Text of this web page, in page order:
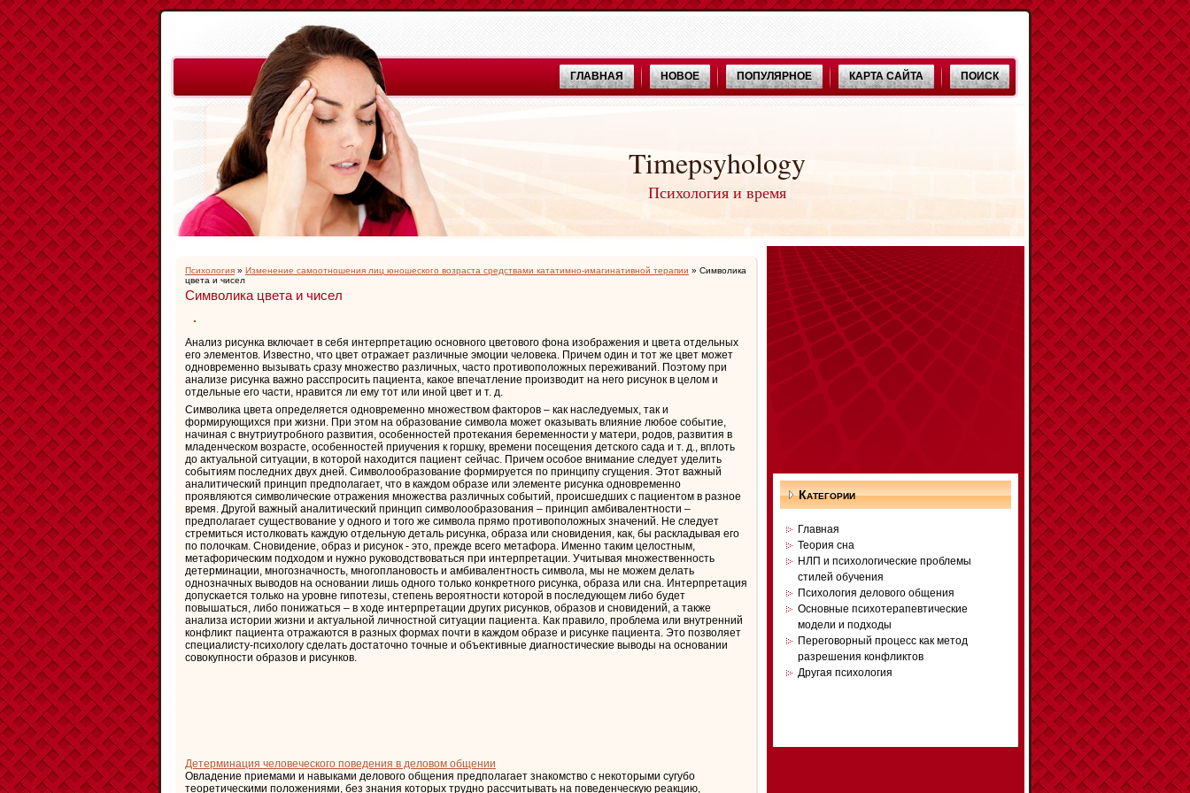
Timepsyhology
Психология и время
ГЛАВНАЯ НОВОЕ ПОПУЛЯРНОЕ КАРТА САЙТА ПОИСК
Психология » Изменение самоотношения лиц юношеского возраста средствами кататимно-имагинативной терапии » Символика
цвета и чисел
Символика цвета и чисел
Анализ рисунка включает в себя интерпретацию основного цветового фона изображения и цвета отдельных
его элементов. Известно, что цвет отражает различные эмоции человека. Причем один и тот же цвет может
одновременно вызывать сразу множество различных, часто противоположных переживаний. Поэтому при
анализе рисунка важно расспросить пациента, какое впечатление производит на него рисунок в целом и
отдельные его части, нравится ли ему тот или иной цвет и т. д.
Символика цвета определяется одновременно множеством факторов – как наследуемых, так и
формирующихся при жизни. При этом на образование символа может оказывать влияние любое событие,
начиная с внутриутробного развития, особенностей протекания беременности у матери, родов, развития в
младенческом возрасте, особенностей приучения к горшку, времени посещения детского сада и т. д., вплоть
до актуальной ситуации, в которой находится пациент сейчас. Причем особое внимание следует уделить
событиям последних двух дней. Символообразование формируется по принципу сгущения. Этот важный
аналитический принцип предполагает, что в каждом образе или элементе рисунка одновременно
проявляются символические отражения множества различных событий, происшедших с пациентом в разное
время. Другой важный аналитический принцип символообразования – принцип амбивалентности –
предполагает существование у одного и того же символа прямо противоположных значений. Не следует
стремиться истолковать каждую отдельную деталь рисунка, образа или сновидения, как, бы раскладывая его
по полочкам. Сновидение, образ и рисунок - это, прежде всего метафора. Именно таким целостным,
метафорическим подходом и нужно руководствоваться при интерпретации. Учитывая множественность
детерминации, многозначность, многоплановость и амбивалентность символа, мы не можем делать
однозначных выводов на основании лишь одного только конкретного рисунка, образа или сна. Интерпретация
допускается только на уровне гипотезы, степень вероятности которой в последующем либо будет
повышаться, либо понижаться – в ходе интерпретации других рисунков, образов и сновидений, а также
анализа истории жизни и актуальной личностной ситуации пациента. Как правило, проблема или внутренний
конфликт пациента отражаются в разных формах почти в каждом образе и рисунке пациента. Это позволяет
специалисту-психологу сделать достаточно точные и объективные диагностические выводы на основании
совокупности образов и рисунков.
Детерминация человеческого поведения в деловом общении
Овладение приемами и навыками делового общения предполагает знакомство с некоторыми сугубо
теоретическими положениями, без знания которых трудно рассчитывать на поведенческую реакцию,
Категории
Главная
Теория сна
НЛП и психологические проблемы
стилей обучения
Психология делового общения
Основные психотерапевтические
модели и подходы
Переговорный процесс как метод
разрешения конфликтов
Другая психология